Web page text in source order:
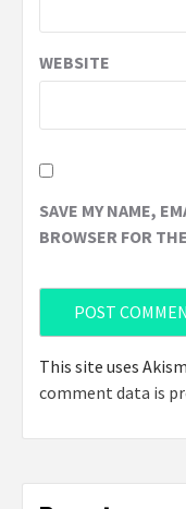
WEBSITE
SAVE MY NAME,
BROWSER FOR
This site uses
comment data is